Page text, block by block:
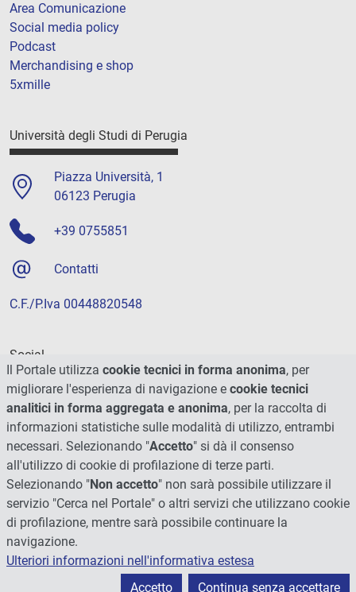
Area Comunicazione
Social media policy
Podcast
Merchandising e shop
5xmille
Università degli Studi di Perugia
Piazza Università, 1
06123 Perugia
+39 0755851
Contatti
C.F./P.Iva 00448820548
Social
© 2026 - Università degli Studi di Perugia
Il Portale utilizza cookie tecnici in forma anonima, per
migliorare l'esperienza di navigazione e cookie tecnici
analitici in forma aggregata e anonima, per la raccolta di
informazioni statistiche sulle modalità di utilizzo, entrambi
necessari. Selezionando "Accetto" si dà il consenso
all'utilizzo di cookie di profilazione di terze parti.
Selezionando "Non accetto" non sarà possibile utilizzare il
servizio "Cerca nel Portale" o altri servizi che utilizzano cookie
di profilazione, mentre sarà possibile continuare la
navigazione.
Ulteriori informazioni nell'informativa estesa
Accetto
Continua senza accettare